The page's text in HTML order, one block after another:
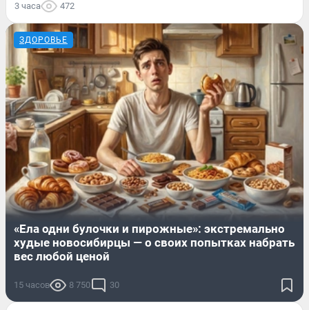
3 часа 472
ЗДОРОВЬЕ
«Ела одни булочки и пирожные»: экстремально
худые новосибирцы — о своих попытках набрать
вес любой ценой
15 часов 8 750 30